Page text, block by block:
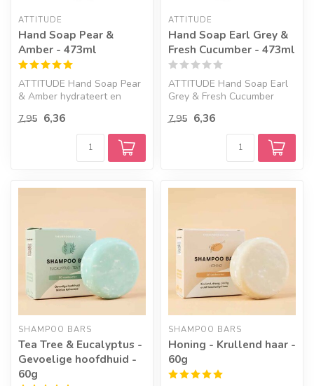
ATTITUDE
Hand Soap Pear &
Amber - 473ml
ATTITUDE Hand Soap Pear
& Amber hydrateert en
7,95 6,36
ATTITUDE
Hand Soap Earl Grey &
Fresh Cucumber - 473ml
ATTITUDE Hand Soap Earl
Grey & Fresh Cucumber
uit c...
7,95 6,36
SHAMPOO BARS
Tea Tree & Eucalyptus -
Gevoelige hoofdhuid -
60g
SHAMPOO BARS
Honing - Krullend haar -
60g